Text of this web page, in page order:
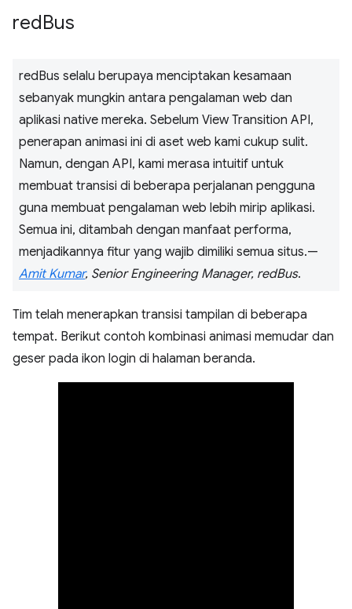
redBus
redBus selalu berupaya menciptakan kesamaan
sebanyak mungkin antara pengalaman web dan
aplikasi native mereka. Sebelum View Transition API,
penerapan animasi ini di aset web kami cukup sulit.
Namun, dengan API, kami merasa intuitif untuk
membuat transisi di beberapa perjalanan pengguna
guna membuat pengalaman web lebih mirip aplikasi.
Semua ini, ditambah dengan manfaat performa,
menjadikannya fitur yang wajib dimiliki semua situs.—
Amit Kumar, Senior Engineering Manager, redBus.
Tim telah menerapkan transisi tampilan di beberapa
tempat. Berikut contoh kombinasi animasi memudar dan
geser pada ikon login di halaman beranda.